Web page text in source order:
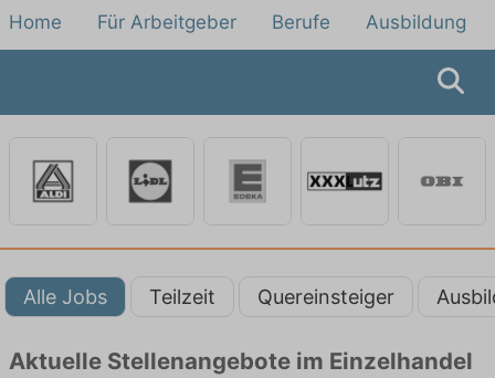
Home Für Arbeitgeber Berufe Ausbildung
Alle Jobs Teilzeit Quereinsteiger
Aktuelle Stellenangebote im Einzelhandel